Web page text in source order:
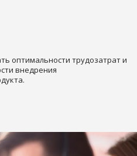
оптимальности трудозатрат и
внедрения